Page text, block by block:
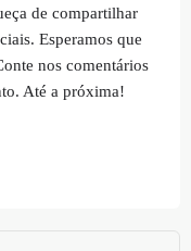
de compartilhar
Esperamos que
nos comentários
Até a próxima!